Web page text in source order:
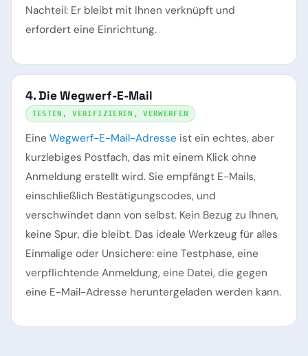
Nachteil: Er bleibt mit Ihnen verknüpft und
erfordert eine Einrichtung.
4. Die Wegwerf-E-Mail
TESTEN, VERIFIZIEREN, VERWERFEN
Eine Wegwerf-E-Mail-Adresse ist ein echtes, aber
kurzlebiges Postfach, das mit einem Klick ohne
Anmeldung erstellt wird. Sie empfängt E-Mails,
einschließlich Bestätigungscodes, und
verschwindet dann von selbst. Kein Bezug zu Ihnen,
keine Spur, die bleibt. Das ideale Werkzeug für alles
Einmalige oder Unsichere: eine Testphase, eine
verpflichtende Anmeldung, eine Datei, die gegen
eine E-Mail-Adresse heruntergeladen werden kann.